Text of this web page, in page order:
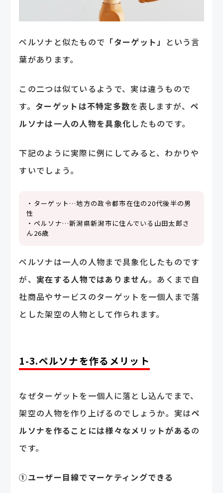
ペルソナと似たもので 「ターゲット」
という言
葉があります。
この二つは似ているようで、実は違うもので
す。 ターゲットは不特定多数を表しますが、 ペ
ルソナは一人の人物を具象化 したものです。
下記のように実際に例にしてみると、わかりや
すいでしょう。
・ターゲット…地方の政令都市在住の20代後半の男
性
・ペルソナ…新潟県新潟市に住んでいる山田太郎さ
ん26歳
ペルソナは一人の人物まで具象化したものです
が、 実在する人物ではありません。あくまで自
社商品やサービスのターゲットを一個人まで落
とした架空の人物として作られます。
1-3.ペルソナを作るメリット
なぜターゲットを一個人に落とし込んでまで、
架空の人物を作り上げるのでしょうか。実はペ
ルソナを作ることには様々なメリットがあるの
です。
①ユーザー目線でマーケティングできる